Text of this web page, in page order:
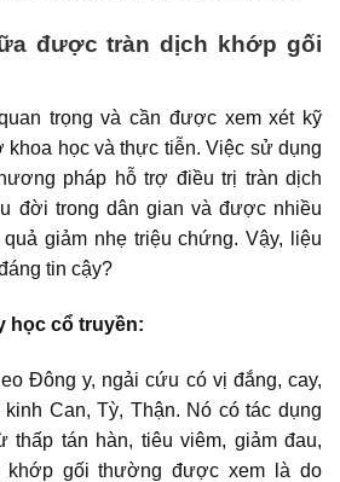
được tràn dịch khớp gối
trọng và cần được xem xét kỹ
học và thực tiễn. Việc sử dụng
pháp hỗ trợ điều trị tràn dịch
đời trong dân gian và được nhiều
giảm nhẹ triệu chứng. Vậy, liệu
tin cậy?
học cổ truyền:
Đông y, ngải cứu có vị đắng, cay,
Can, Tỳ, Thận. Nó có tác dụng
thấp tán hàn, tiêu viêm, giảm đau,
khớp gối thường được xem là do